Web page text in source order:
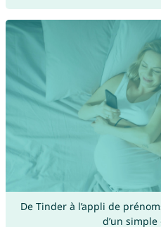
De Tinder à l’appli de
d’un